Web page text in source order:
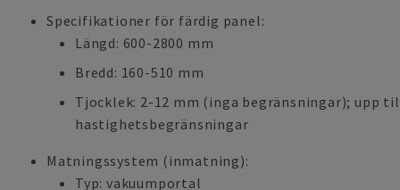
Specifikationer för färdig panel:
Längd: 600-2800 mm
Bredd: 160-510 mm
Tjocklek: 2-12 mm (inga begränsningar); upp
hastighetsbegränsningar
Matningssystem (inmatning):
Typ: vakuumportal